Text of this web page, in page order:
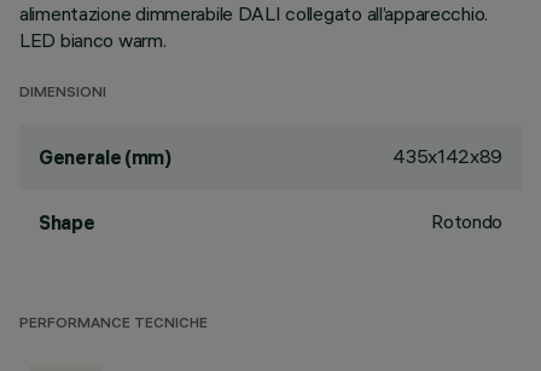
alimentazione dimmerabile DALI collegato all’apparecchio.
LED bianco warm.
DIMENSIONI
Generale (mm) 435x142x89
Shape Rotondo
PERFORMANCE TECNICHE